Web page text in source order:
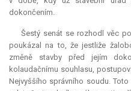
dokončením.
Šestý senát se rozhodl věc
poukázal na to, že jestliže
změně stavby před jejím
kolaudačnímu souhlasu,
Nejvyššího správního soudu.